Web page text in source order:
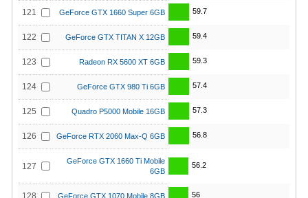
121 GeForce GTX 1660 Super 6GB 59.7
122 GeForce GTX TITAN X 12GB 59.4
123 Radeon RX 5600 XT 6GB 59.3
124 GeForce GTX 980 Ti 6GB 57.4
125 Quadro P5000 Mobile 16GB 57.3
126 GeForce RTX 2060 Max-Q 6GB 56.8
127
GeForce GTX 1660 Ti Mobile
6GB
56.2
128 GeForce GTX 1070 Mobile 8GB 56